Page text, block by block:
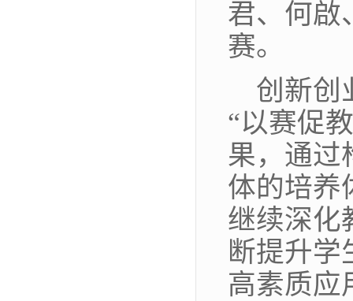
君、何啟
赛。
创新创
“以赛促
果，通
体的培养
继续深化
断提升学
高素质应